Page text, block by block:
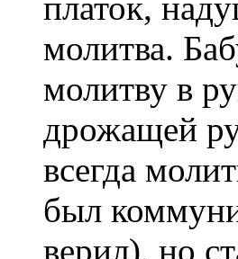
молитва.
молитву в
дрожащей
всегда
был
верил), но